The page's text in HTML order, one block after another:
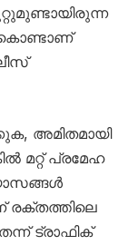
അമിതമായി
മറ്റ് പ്രമേഹ
രക്തത്തിലെ
ട്രാഫിക്